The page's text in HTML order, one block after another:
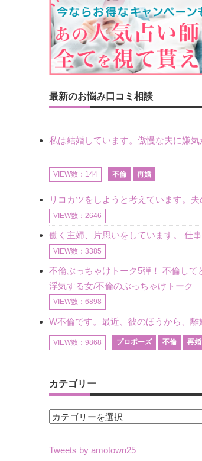
最新のお悩み口コミ相談
VIEW数：144 不倫 再婚
VIEW数：2646
VIEW数：3385
浮気する女/不倫のぶっちゃけトーク
VIEW数：6898
VIEW数：9868 プロポーズ 不倫 再婚
カテゴリー
カ
ゴ
Tweets by amotown25